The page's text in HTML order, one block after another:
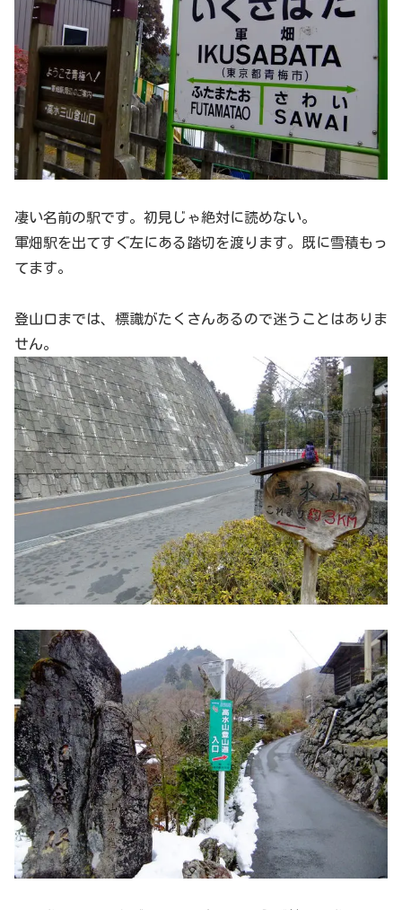
凄い名前の駅です。初見じゃ絶対に読めない。
軍畑駅を出てすぐ左にある踏切を渡ります。既に雪積もっ
てます。
登山口までは、標識がたくさんあるので迷うことはありま
せん。